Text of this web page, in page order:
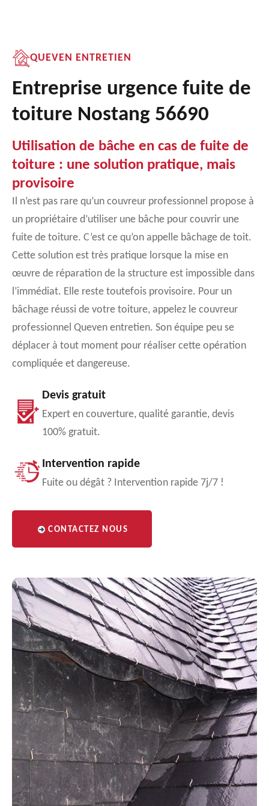
QUEVEN ENTRETIEN
Entreprise urgence fuite de
toiture Nostang 56690
Utilisation de bâche en cas de fuite de
toiture : une solution pratique, mais
provisoire
Il n’est pas rare qu’un couvreur professionnel propose à
un propriétaire d’utiliser une bâche pour couvrir une
fuite de toiture. C’est ce qu’on appelle bâchage de toit.
Cette solution est très pratique lorsque la mise en
œuvre de réparation de la structure est impossible dans
l’immédiat. Elle reste toutefois provisoire. Pour un
bâchage réussi de votre toiture, appelez le couvreur
professionnel Queven entretien. Son équipe peu se
déplacer à tout moment pour réaliser cette opération
compliquée et dangereuse.
Devis gratuit
Expert en couverture, qualité garantie, devis
100% gratuit.
Intervention rapide
Fuite ou dégât ? Intervention rapide 7j/7 !
CONTACTEZ NOUS